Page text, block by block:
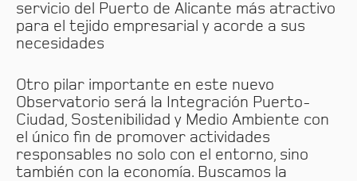
servicio del Puerto de Alicante más atractivo
para el tejido empresarial y acorde a sus
necesidades
Otro pilar importante en este nuevo
Observatorio será la Integración Puerto-
Ciudad, Sostenibilidad y Medio Ambiente con
el único fin de promover actividades
responsables no solo con el entorno, sino
también con la economía. Buscamos la